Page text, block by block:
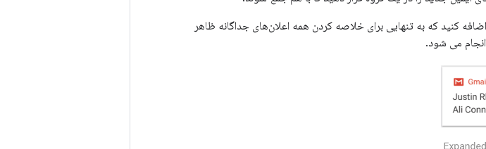
کنید که به تنهایی برای خلاصه کردن همه اعلان‌های جداگانه ظاهر
انجام می شود.